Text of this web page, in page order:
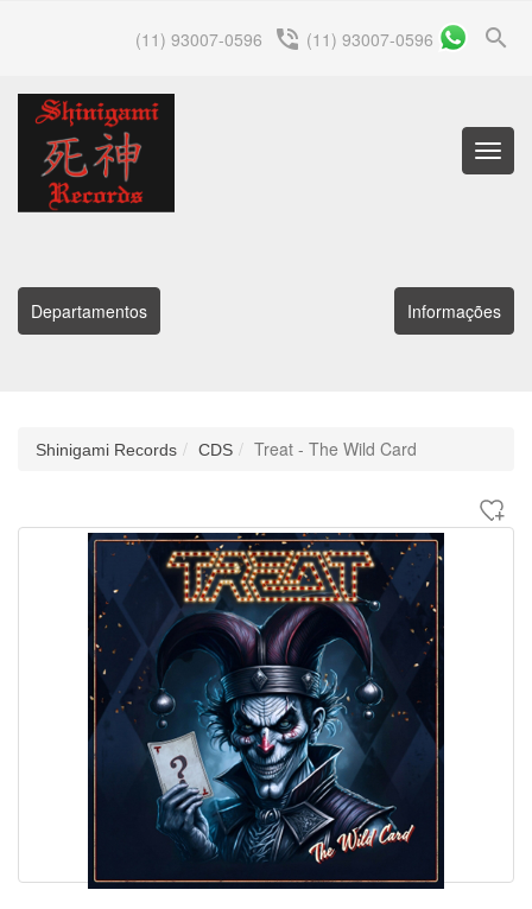
search
(11) 93007-0596 phone_in_talk (11) 93007-0596
Menu
Departamentos Informações
Shinigami Records CDS Treat - The Wild Card